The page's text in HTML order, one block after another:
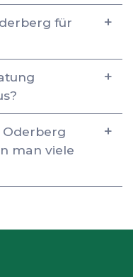
für
Oderberg
man viele